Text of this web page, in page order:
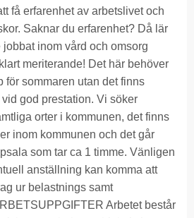
få erfarenhet av arbetslivet och
Saknar du erfarenhet? Då lär
inom vård och omsorg
meriterande! Det här behöver
för sommaren utan det finns
god prestation. Vi söker
orter i kommunen, det finns
inom kommunen och det går
som tar ca 1 timme. Vänligen
anställning kan komma att
ur belastnings samt
Arbetet består